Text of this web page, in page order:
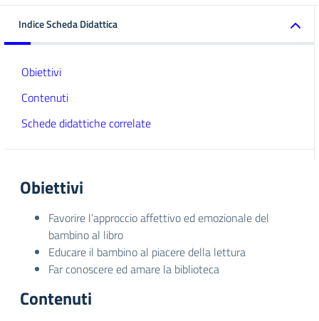
Indice Scheda Didattica
Obiettivi
Contenuti
Schede didattiche correlate
Obiettivi
Favorire l’approccio affettivo ed emozionale del
bambino al libro
Educare il bambino al piacere della lettura
Far conoscere ed amare la biblioteca
Contenuti